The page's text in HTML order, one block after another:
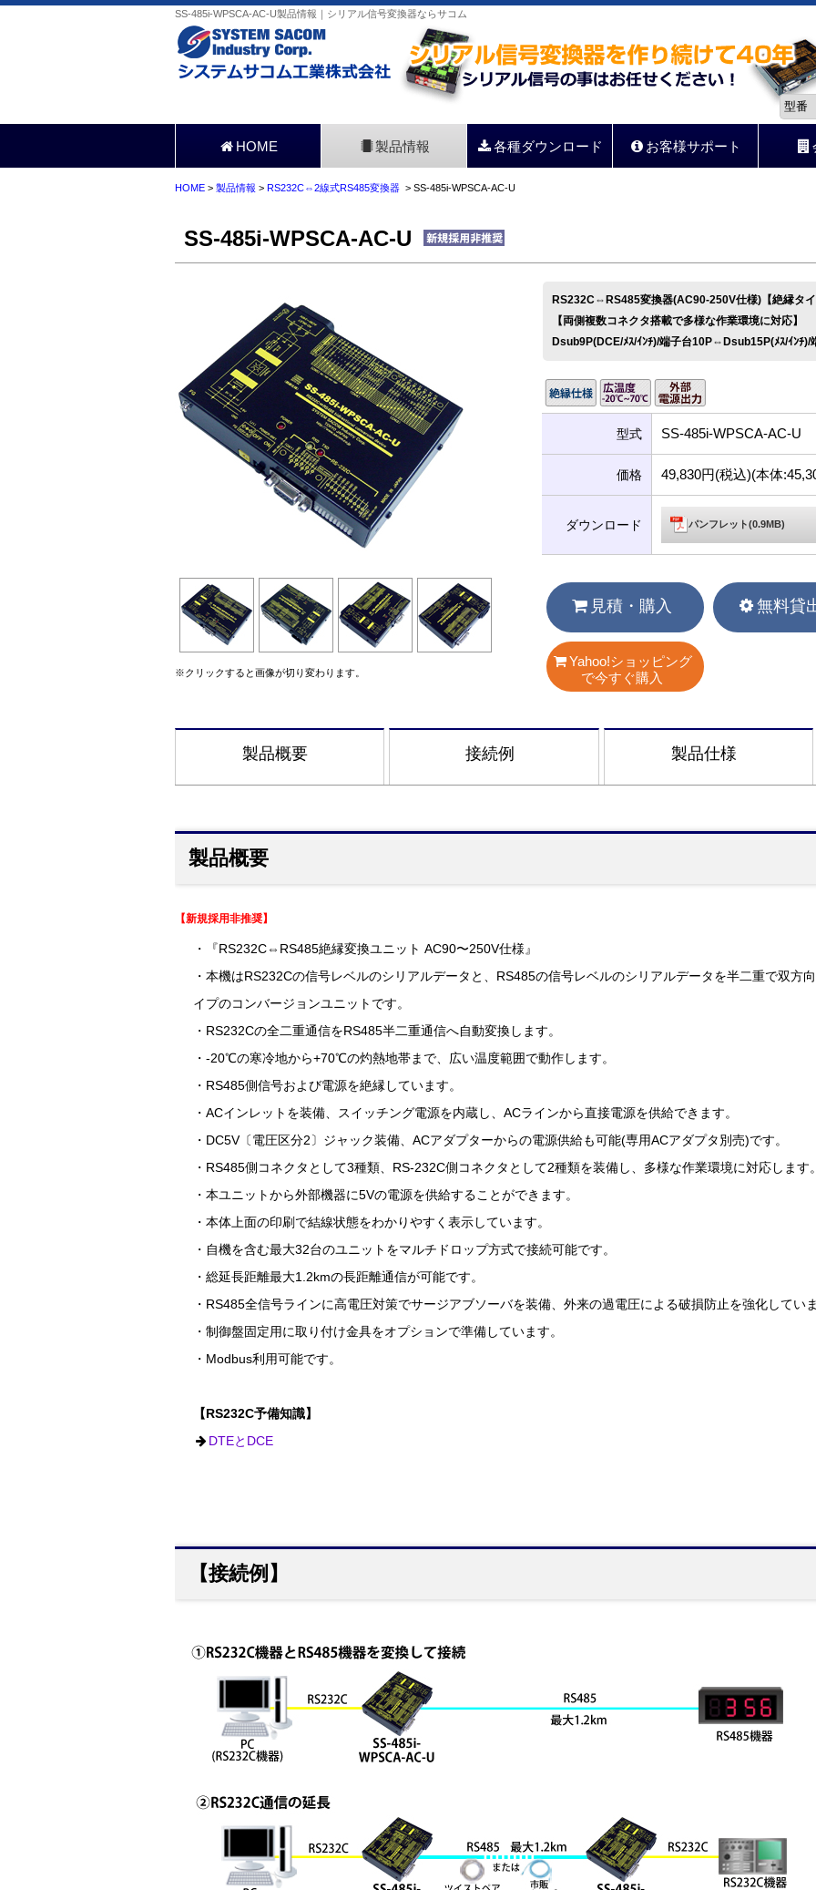
SS-485i-WPSCA-AC-U製品情報｜シリアル信号変換器ならサコム
HOME 製品情報 各種ダウンロード お客様サポート
HOME > 製品情報 > RS232C⇔2線式RS485変換器 > SS-485i-WPSCA-AC-U
SS-485i-WPSCA-AC-U
※クリックすると画像が切り変わります。
RS232C⇔RS485変換器(AC90-250V仕様)【絶縁タ
【両側複数コネクタ搭載で多様な作業環境に対応】
Dsub9P(DCE/ﾒｽ/ｲﾝﾁ)/端子台10P⇔Dsub15P(ﾒｽ/ｲﾝﾁ)/
型式 SS-485i-WPSCA-AC-U
価格 49,830円(税込)(本体
ダウンロード パンフレット(0.9MB)
見積・購入 無料貸
Yahoo!ショッピング
で今すぐ購入
製品概要 接続例 製品仕様
製品概要
【新規採用非推奨】
・『RS232C⇔RS485絶縁変換ユニット AC90〜250V仕様』
・本機はRS232Cの信号レベルのシリアルデータと、RS485の信号レベルのシリアルデータを半二重で双方
イプのコンバージョンユニットです。
・RS232Cの全二重通信をRS485半二重通信へ自動変換します。
・-20℃の寒冷地から+70℃の灼熱地帯まで、広い温度範囲で動作します。
・RS485側信号および電源を絶縁しています。
・ACインレットを装備、スイッチング電源を内蔵し、ACラインから直接電源を供給できます。
・DC5V〔電圧区分2〕ジャック装備、ACアダプターからの電源供給も可能(専用ACアダプタ別売)です。
・RS485側コネクタとして3種類、RS-232C側コネクタとして2種類を装備し、多様な作業環境に対応します
・本ユニットから外部機器に5Vの電源を供給することができます。
・本体上面の印刷で結線状態をわかりやすく表示しています。
・自機を含む最大32台のユニットをマルチドロップ方式で接続可能です。
・総延長距離最大1.2kmの長距離通信が可能です。
・RS485全信号ラインに高電圧対策でサージアブソーバを装備、外来の過電圧による破損防止を強化してい
・制御盤固定用に取り付け金具をオプションで準備しています。
・Modbus利用可能です。
【RS232C予備知識】
DTEとDCE
【接続例】